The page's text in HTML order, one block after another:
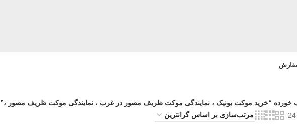
“خرید موکت یونیک ، نمایندگی موکت ظریف مصور در غرب ، نمایندگی موکت ظریف مصور ،”
24